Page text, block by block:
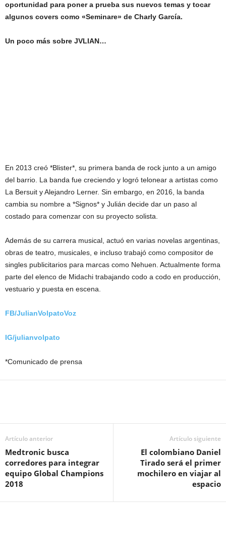
oportunidad para poner a prueba sus nuevos temas y tocar
algunos covers como «Seminare» de Charly García.
Un poco más sobre JVLIAN…
En 2013 creó *Blister*, su primera banda de rock junto a un amigo
del barrio. La banda fue creciendo y logró telonear a artistas como
La Bersuit y Alejandro Lerner. Sin embargo, en 2016, la banda
cambia su nombre a *Signos* y Julián decide dar un paso al
costado para comenzar con su proyecto solista.
Además de su carrera musical, actuó en varias novelas argentinas,
obras de teatro, musicales, e incluso trabajó como compositor de
singles publicitarios para marcas como Nehuen. Actualmente forma
parte del elenco de Midachi trabajando codo a codo en producción,
vestuario y puesta en escena.
FB/JulianVolpatoVoz
IG/julianvolpato
*Comunicado de prensa
Artículo anterior
Medtronic busca
corredores para integrar
equipo Global Champions
2018
Artículo siguiente
El colombiano Daniel
Tirado será el primer
mochilero en viajar al
espacio